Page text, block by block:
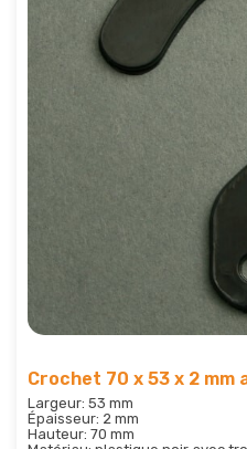
Crochet 70 x 53 x 2
Largeur: 53 mm
Épaisseur: 2 mm
Hauteur: 70 mm